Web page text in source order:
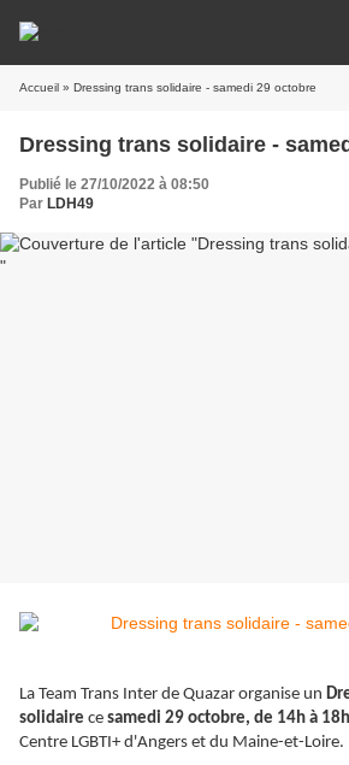
Accueil » Dressing trans solidaire - samedi 29 octobre
Dressing trans solidaire -
Publié le 27/10/2022 à 08:50
Par LDH49
La Team Trans Inter de Quazar organise un
solidaire ce samedi 29 octobre, de 14h à 18h
Centre LGBTI+ d'Angers et du Maine-et-Loire.